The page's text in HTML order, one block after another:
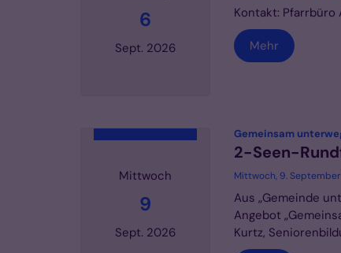
6
Sept. 2026
Kontakt:
Mehr
Mittwoch
9
Sept. 2026
Gemeinsam
2-Seen-
Mittwoch, 9.
Aus „Gemeinde
Angebot
Kurtz,